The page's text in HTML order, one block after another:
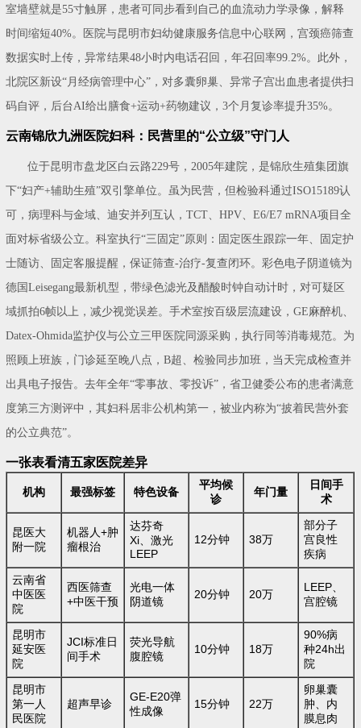
室墙壁就是55寸触屏，患者可同步看到自己的血流动力学录像，解释
时间缩短40%。医院与昆明市妇幼健康服务信息中心联网，宫颈癌筛查
数据实时上传，异常结果48小时内电话召回，年召回率99.2%。此外，
北院区新设“月经病管理中心”，对多囊卵巢、异常子宫出血患者提供扫
码自评，后台AI给出膳食+运动+药物建议，3个月复诊率提升35%。
云南锦欣九洲医院妇科：民营里的“公立级”守门人
位于昆明市盘龙区白云路229号，2005年建院，是锦欣生殖集团旗
下“妇产+辅助生殖”双引擎单位。虽为民营，但检验科通过ISO15189认
可，病理科与金域、迪安并列互认，TCT、HPV、E6/E7 mRNA项目全
面对标省级公立。科室执行“三固定”原则：固定医生跟踪一年、固定护
士随访、固定客服提醒，保证筛查-治疗-复查闭环。彩色电子阴道镜为
德国Leisegang最新机型，带绿色滤光及醋酸时钟自动计时，对可疑区
域抓拍6帧以上，减少视觉误差。手术室按百级层流建设，GE麻醉机、
Datex-Ohmida监护仪与公立三甲医院同源采购，执行同等消毒规范。为
照顾上班族，门诊延至晚八点，B超、检验同步加班，当天完成检查并
出具电子报告。去年全年“零事故、零投诉”，省卫健委公布的患者满意
度第三方测评中，其妇科居非公机构第一，被业内称为“披着民营外套
的公立典范”。
一张表看清五家医院差异
机构 最强标签 特色设备
平均候
诊
年门量
日间手
术
昆医大
附一院
机器人+肿
瘤根治
达芬奇
Xi、激光
LEEP
12分钟 38万
部分子
宫良性
疾病
云南省
中医医
院
西医筛查
+中医干预
光电一体
阴道镜
20分钟 20万
LEEP、
宫腔镜
昆明市
延安医
院
JCI标准日
间手术
荧光导航
腹腔镜
10分钟 18万
90%病
种24h出
院
昆明市
第一人
民医院
超声早诊
GE-E20弹
性成像
15分钟 22万
卵巢囊
肿、内
膜息肉